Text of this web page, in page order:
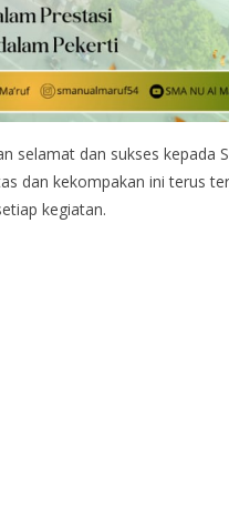
selamat dan sukses kepada
dan kekompakan ini terus
kegiatan.